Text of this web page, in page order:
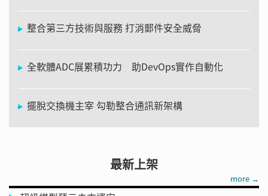
整合第三方技術與服務 打消郵件安全威脅
全軟體ADC展累積功力 助DevOps實作自動化
擺脫交換機主宰 勾勒整合通訊新架構
最新上架
more →